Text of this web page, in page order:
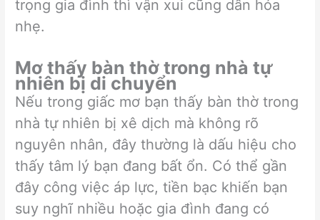
trọng gia đình thì vận xui cũng dần hóa
nhẹ.
Mơ thấy bàn thờ trong nhà tự
nhiên bị di chuyển
Nếu trong giấc mơ bạn thấy bàn thờ trong
nhà tự nhiên bị xê dịch mà không rõ
nguyên nhân, đây thường là dấu hiệu cho
thấy tâm lý bạn đang bất ổn. Có thể gần
đây công việc áp lực, tiền bạc khiến bạn
suy nghĩ nhiều hoặc gia đình đang có